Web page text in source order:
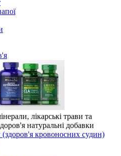
лікарські трави та
натуральні добавки
(здоров'я кровоносних судин)